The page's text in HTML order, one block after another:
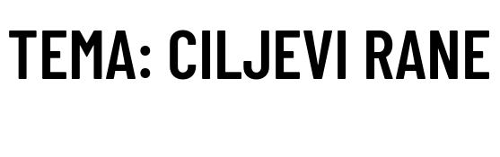
TEMA: CILJEVI